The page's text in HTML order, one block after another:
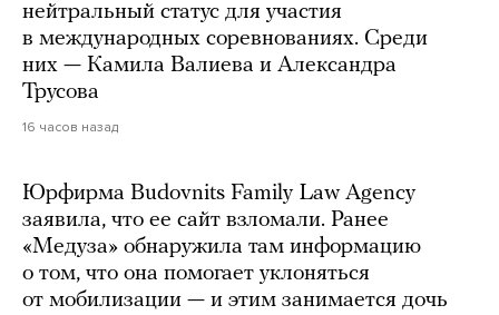
нейтральный статус для участия
в международных соревнованиях. Среди
них — Камила Валиева и Александра
Трусова
16 часов назад
Юрфирма Budovnits Family Law Agency
заявила, что ее сайт взломали. Ранее
«Медуза» обнаружила там информацию
о том, что она помогает уклоняться
от мобилизации — и этим занимается дочь